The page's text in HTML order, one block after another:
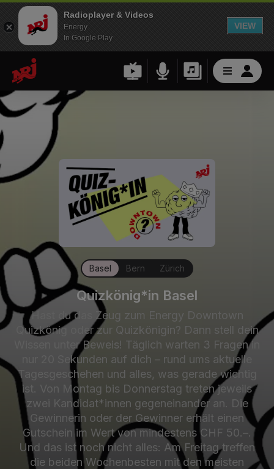
Radioplayer & Videos
Energy
In Google Play
VIEW
Basel Bern Zürich
Quizkönig*in Basel
Hast du das Zeug zum Energy Downtown
Quizkönig oder zur Quizkönigin? Dann stell dein
Wissen unter Beweis! Täglich warten 3 Fragen in
nur 20 Sekunden auf dich – rund ums aktuelle
Tagesgeschehen und alles, was gerade wichtig
ist. Von Montag bis Donnerstag treten jeweils
zwei Kandidat*innen gegeneinander an. Die
Gewinnerin oder der Gewinner erhält einen
Gutschein im Wert von mindestens CHF 50.–.
Und das ist noch nicht alles: Am Freitag treffen
die beiden Wochenbesten mit den meisten